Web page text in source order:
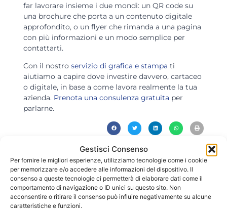
Gestisci Consenso
Per fornire le migliori esperienze, utilizziamo tecnologie come i cookie
per memorizzare e/o accedere alle informazioni del dispositivo. Il
consenso a queste tecnologie ci permetterà di elaborare dati come il
comportamento di navigazione o ID unici su questo sito. Non
acconsentire o ritirare il consenso può influire negativamente su alcune
caratteristiche e funzioni.
far lavorare insieme i due mondi: un QR code su
una brochure che porta a un contenuto digitale
approfondito, o un flyer che rimanda a una pagina
con più informazioni e un modo semplice per
contattarti.
Con il nostro servizio di grafica e stampa ti
aiutiamo a capire dove investire davvero, cartaceo
o digitale, in base a come lavora realmente la tua
azienda. Prenota una consulenza gratuita per
parlarne.
Materiali grafici coordinati: cosa serve davvero a una PMI Backup aziendale: perché è indispensabile e come farlo bene